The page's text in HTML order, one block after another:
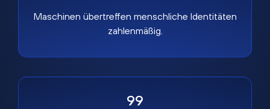
Maschinen übertreffen menschliche Identitäten
zahlenmäßig.
99